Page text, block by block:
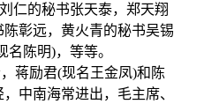
仁的秘书张天泰，郑天翔
彰远，黄火青的秘书吴锡
陈明)，等等。
蒋励君(现名王金凤)和陈
中南海常进出，毛主席、